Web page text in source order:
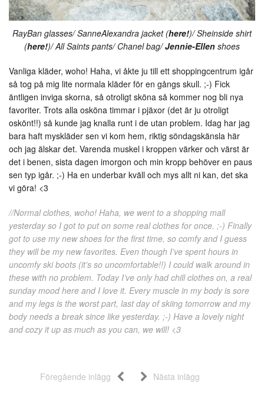
RayBan glasses/ SanneAlexandra jacket (here!)/ Sheinside shirt
(here!)/ All Saints pants/ Chanel bag/Jennie-Ellen shoes
Vanliga kläder, woho! Haha, vi åkte ju till ett shoppingcentrum igår
så tog på mig lite normala kläder för en gångs skull. ;-) Fick
äntligen inviga skorna, så otroligt sköna så kommer nog bli nya
favoriter. Trots alla osköna timmar i pjäxor (det är ju otroligt
oskönt!!) så kunde jag knalla runt i de utan problem. Idag har jag
bara haft myskläder sen vi kom hem, riktig söndagskänsla här
och jag älskar det. Varenda muskel i kroppen värker och värst är
det i benen, sista dagen imorgon och min kropp behöver en paus
sen typ igår. ;-) Ha en underbar kväll och mys allt ni kan, det ska
vi göra! <3
//Normal clothes, woho! Haha, we went to a shopping mall
yesterday so I got to put on some real clothes for once. ;-) Finally
got to use my new shoes for the first time, so comfy and I guess
they will be my new favorites. Even though I’ve spent hours in
uncomfy ski boots (it’s so uncomfortable!!) I could walk around in
these with no problem. Today I’ve only had chill clothes on, a real
sunday mood here and I love it. Every muscle in my body is sore
and my legs is the worst part, last day of skiing tomorrow and my
body needs a break since like yesterday. ;-) Have a lovely night
and cozy it up as much as you can, we will! <3
Föregående inlägg Nästa inlägg